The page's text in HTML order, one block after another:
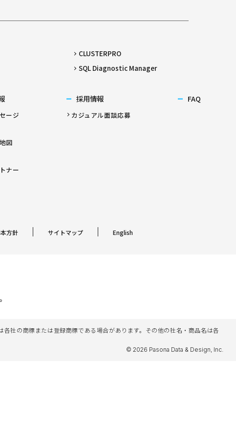
CLUSTERPRO
SQL Diagnostic Manager
ージ
図
ナー
採用情報
カジュアル面談応募
FAQ
方針 サイトマップ English
社の商標または登録商標である場合があります。その他の社名・商品名は各
© 2026 Pasona Data & Design, Inc.